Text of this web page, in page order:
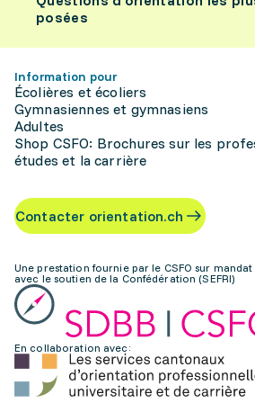
posées
Information pour
Écolières et écoliers
Gymnasiennes et gymnasiens
Adultes
Shop CSFO: Brochures sur les
études et la carrière
Contacter orientation.ch
Une prestation fournie par le CSFO sur mandat
avec le soutien de la Confédération (SEFRI)
En collaboration avec: